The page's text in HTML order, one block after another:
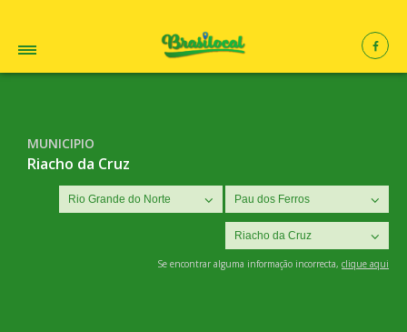
MUNICIPIO
Riacho da Cruz
Se encontrar alguma informação incorrecta, clique aqui